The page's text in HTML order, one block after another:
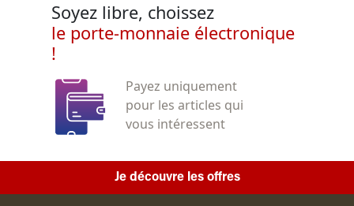
Soyez libre, choissez
le porte-monnaie électronique
!
Payez uniquement
pour les articles qui
vous intéressent
Je découvre les offres